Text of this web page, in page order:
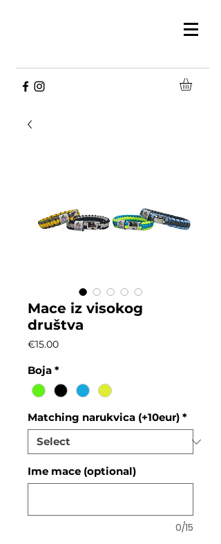
Mace iz visokog
društva
€15.00Price
Boja *
Matching narukvica (+10eur) *
Ime mace (optional)
0/15